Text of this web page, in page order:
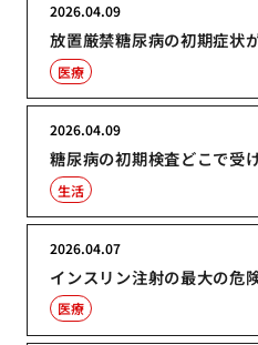
放置厳禁糖尿病の初期症状
2026.04.09
医療
糖尿病の初期検査どこで受
2026.04.09
生活
インスリン注射の最大の危
2026.04.07
医療